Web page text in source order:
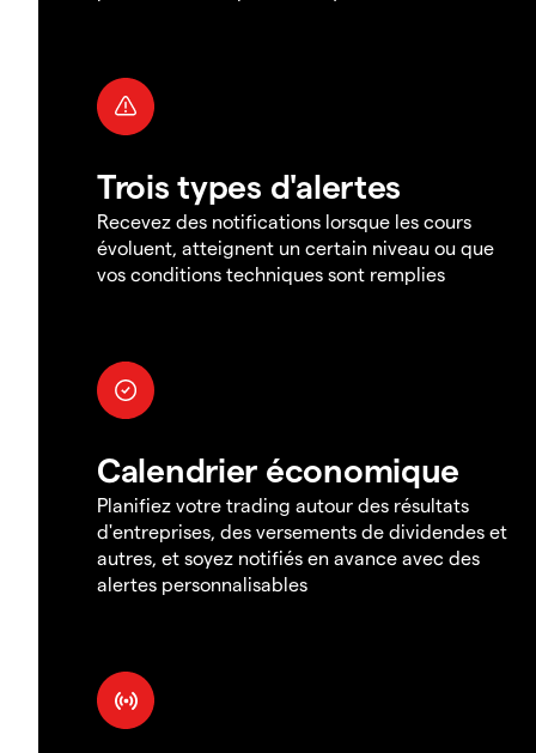
Trois types d'alertes
Recevez des notifications lorsque les cours
évoluent, atteignent un certain niveau ou que
vos conditions techniques sont remplies
Calendrier économique
Planifiez votre trading autour des résultats
d'entreprises, des versements de dividendes et
autres, et soyez notifiés en avance avec des
alertes personnalisables